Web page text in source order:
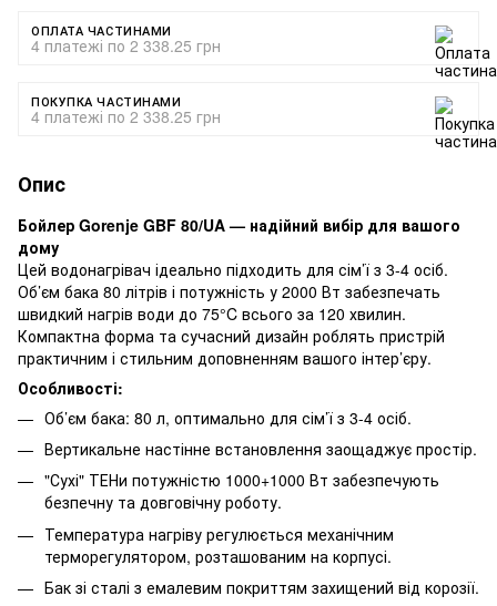
ОПЛАТА ЧАСТИНАМИ
4 платежі по 2 338.25 грн
ПОКУПКА ЧАСТИНАМИ
4 платежі по 2 338.25 грн
Опис
Бойлер Gorenje GBF 80/UA — надійний вибір для вашого
дому
Цей водонагрівач ідеально підходить для сім’ї з 3-4 осіб.
Об’єм бака 80 літрів і потужність у 2000 Вт забезпечать
швидкий нагрів води до 75°C всього за 120 хвилин.
Компактна форма та сучасний дизайн роблять пристрій
практичним і стильним доповненням вашого інтер’єру.
Особливості:
Об’єм бака: 80 л, оптимально для сім’ї з 3-4 осіб.
Вертикальне настінне встановлення заощаджує простір.
"Сухі" ТЕНи потужністю 1000+1000 Вт забезпечують
безпечну та довговічну роботу.
Температура нагріву регулюється механічним
терморегулятором, розташованим на корпусі.
Бак зі сталі з емалевим покриттям захищений від корозії.